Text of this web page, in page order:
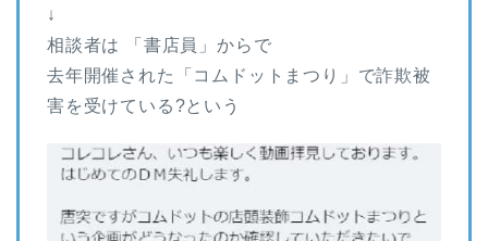
↓
相談者は 「書店員」からで
去年開催された「コムドットまつり」で詐欺被
害を受けている?という